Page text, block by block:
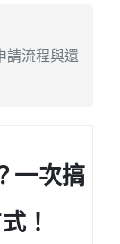
請流程與還
一次搞
！